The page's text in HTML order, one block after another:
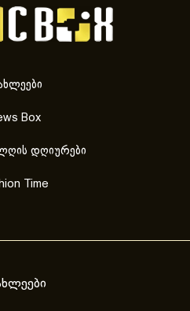
Box
დღიურები
Time